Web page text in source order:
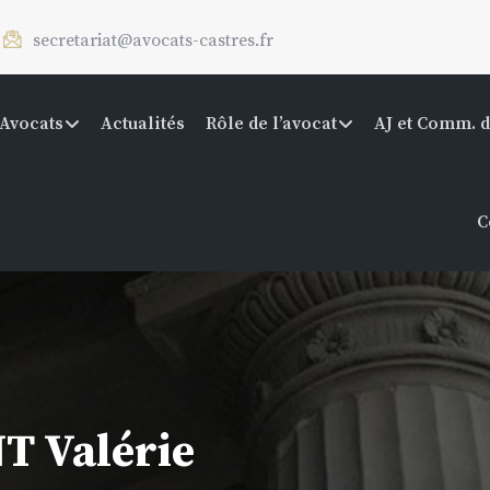
secretariat@avocats-castres.fr
Avocats Actualités Rôle de l’avocat AJ et Comm.
Valérie